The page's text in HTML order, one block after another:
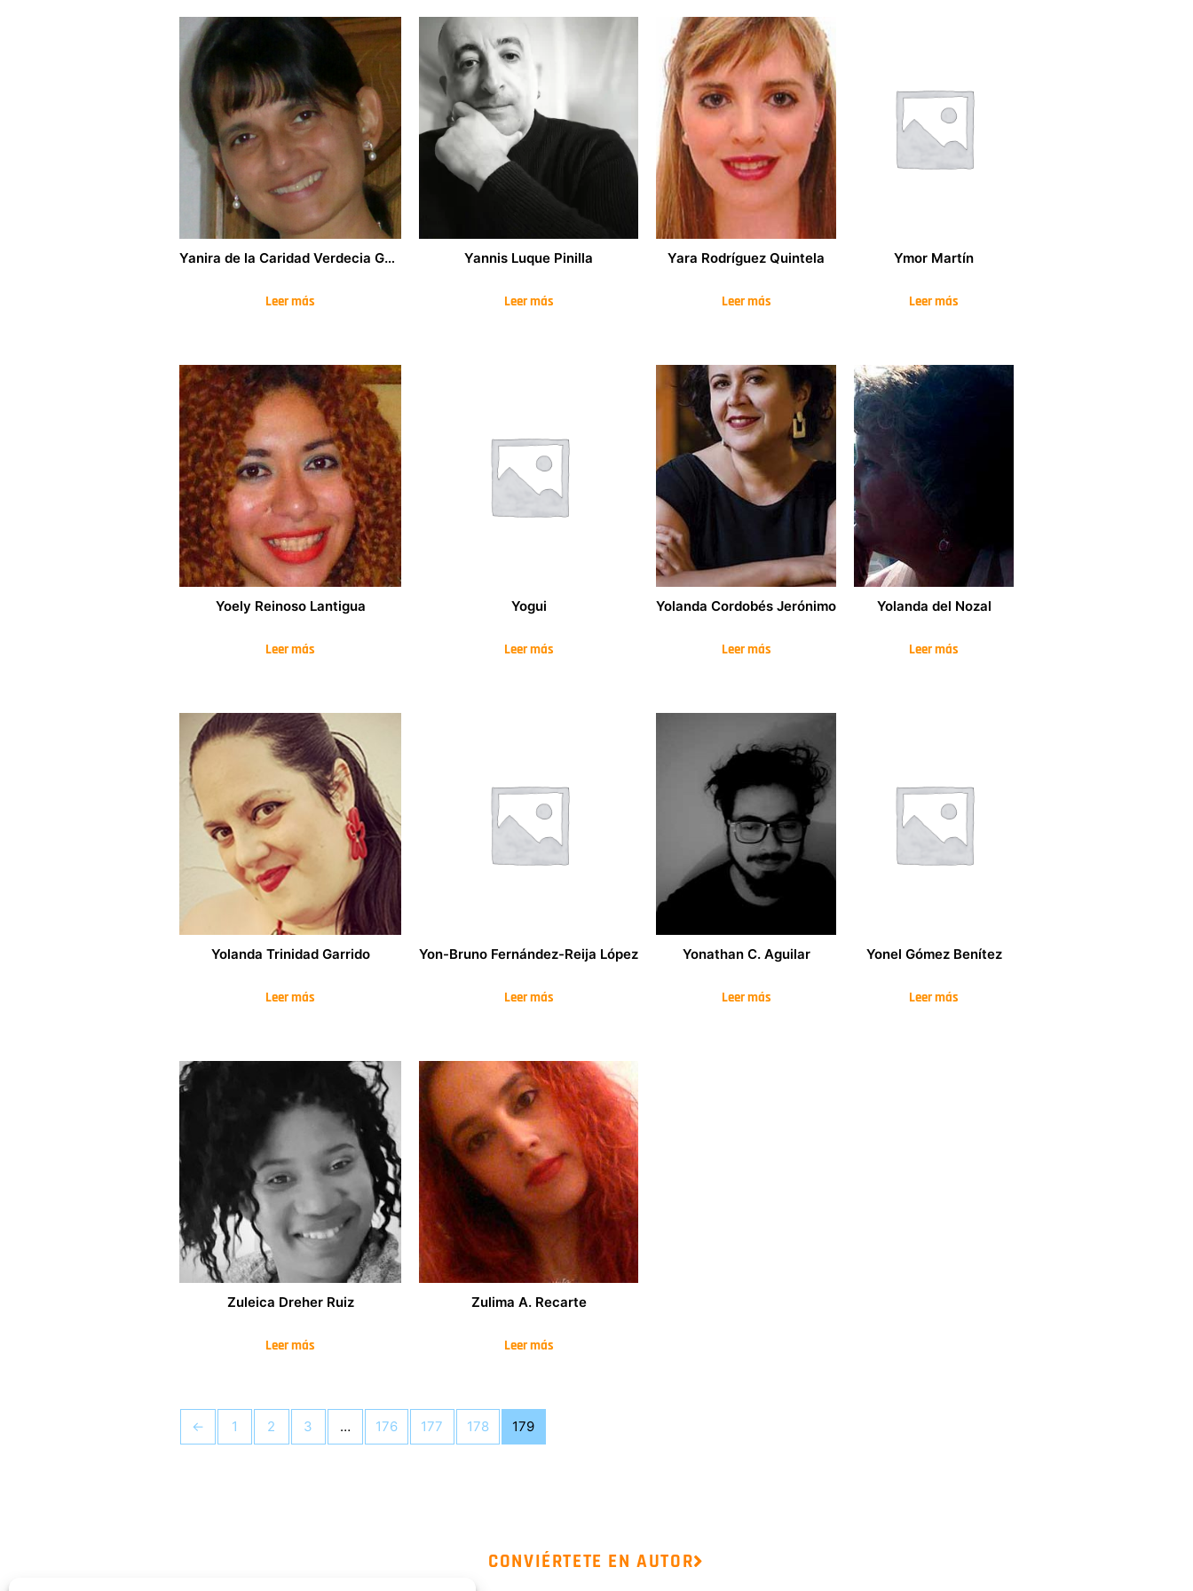
Yanira de la Caridad Verdecia García
Leer más
Yannis Luque Pinilla
Leer más
Yara Rodríguez Quintela
Leer más
Ymor Martín
Leer más
Yoely Reinoso Lantigua
Leer más
Yogui
Leer más
Yolanda Cordobés Jerónimo
Leer más
Yolanda del Nozal
Leer más
Yolanda Trinidad Garrido
Leer más
Yon-Bruno Fernández-Reija López
Leer más
Yonathan C. Aguilar
Leer más
Yonel Gómez Benítez
Leer más
Zuleica Dreher Ruiz
Leer más
Zulima A. Recarte
Leer más
← 1 2 3 … 176 177 178 179
CONVIÉRTETE EN AUTOR